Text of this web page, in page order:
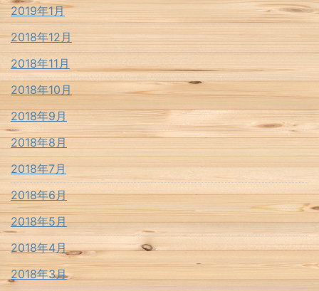
2019年1月
2018年12月
2018年11月
2018年10月
2018年9月
2018年8月
2018年7月
2018年6月
2018年5月
2018年4月
2018年3月